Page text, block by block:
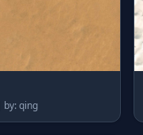
分类：材质 | by: qing